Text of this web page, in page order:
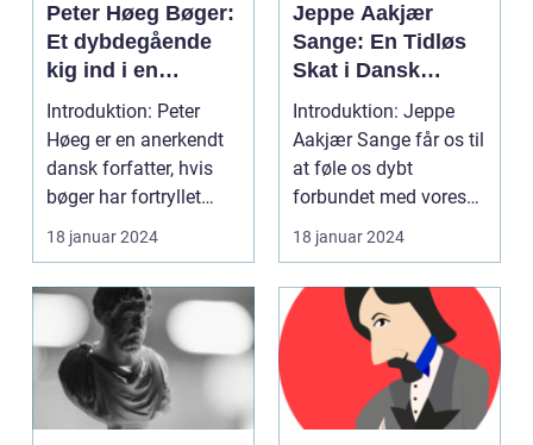
Peter Høeg Bøger:
Et dybdegående
kig ind i en
forfattermesters
fortryllende
univers
Introduktion: Peter
Høeg er en anerkendt
dansk forfatter, hvis
bøger har fortryllet
læsere verden ov...
18 januar 2024
Jeppe Aakjær
Sange: En Tidløs
Skat i Dansk
Kunstarv
Introduktion: Jeppe
Aakjær Sange får os til
at føle os dybt
forbundet med vores
danske arv. Disse sa...
18 januar 2024